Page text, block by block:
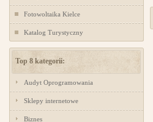
Fotowoltaika Kielce
Katalog Turystyczny
Top 8 kategorii:
Audyt Oprogramowania
Sklepy internetowe
Biznes